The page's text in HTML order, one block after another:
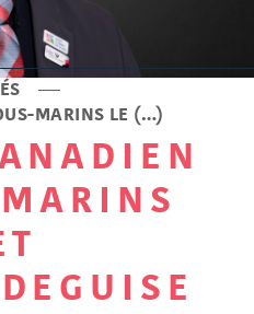
MARINS LE (…)